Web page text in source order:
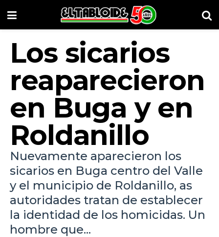
Los sicarios
reaparecieron
en Buga y en
Roldanillo
Nuevamente aparecieron los
sicarios en Buga centro del Valle
y el municipio de Roldanillo, as
autoridades tratan de establecer
la identidad de los homicidas. Un
hombre que...